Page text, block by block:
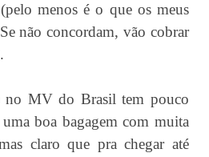
menos é o que os meus
não concordam, vão cobrar
no MV do Brasil tem pouco
boa bagagem com muita
claro que pra chegar até